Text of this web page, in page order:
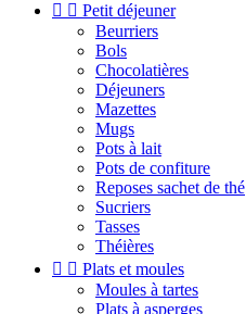
  Petit déjeuner
Beurriers
Bols
Chocolatières
Déjeuners
Mazettes
Mugs
Pots à lait
Pots de confiture
Reposes sachet de thé
Sucriers
Tasses
Théières
  Plats et moules
Moules à tartes
Plats à asperges